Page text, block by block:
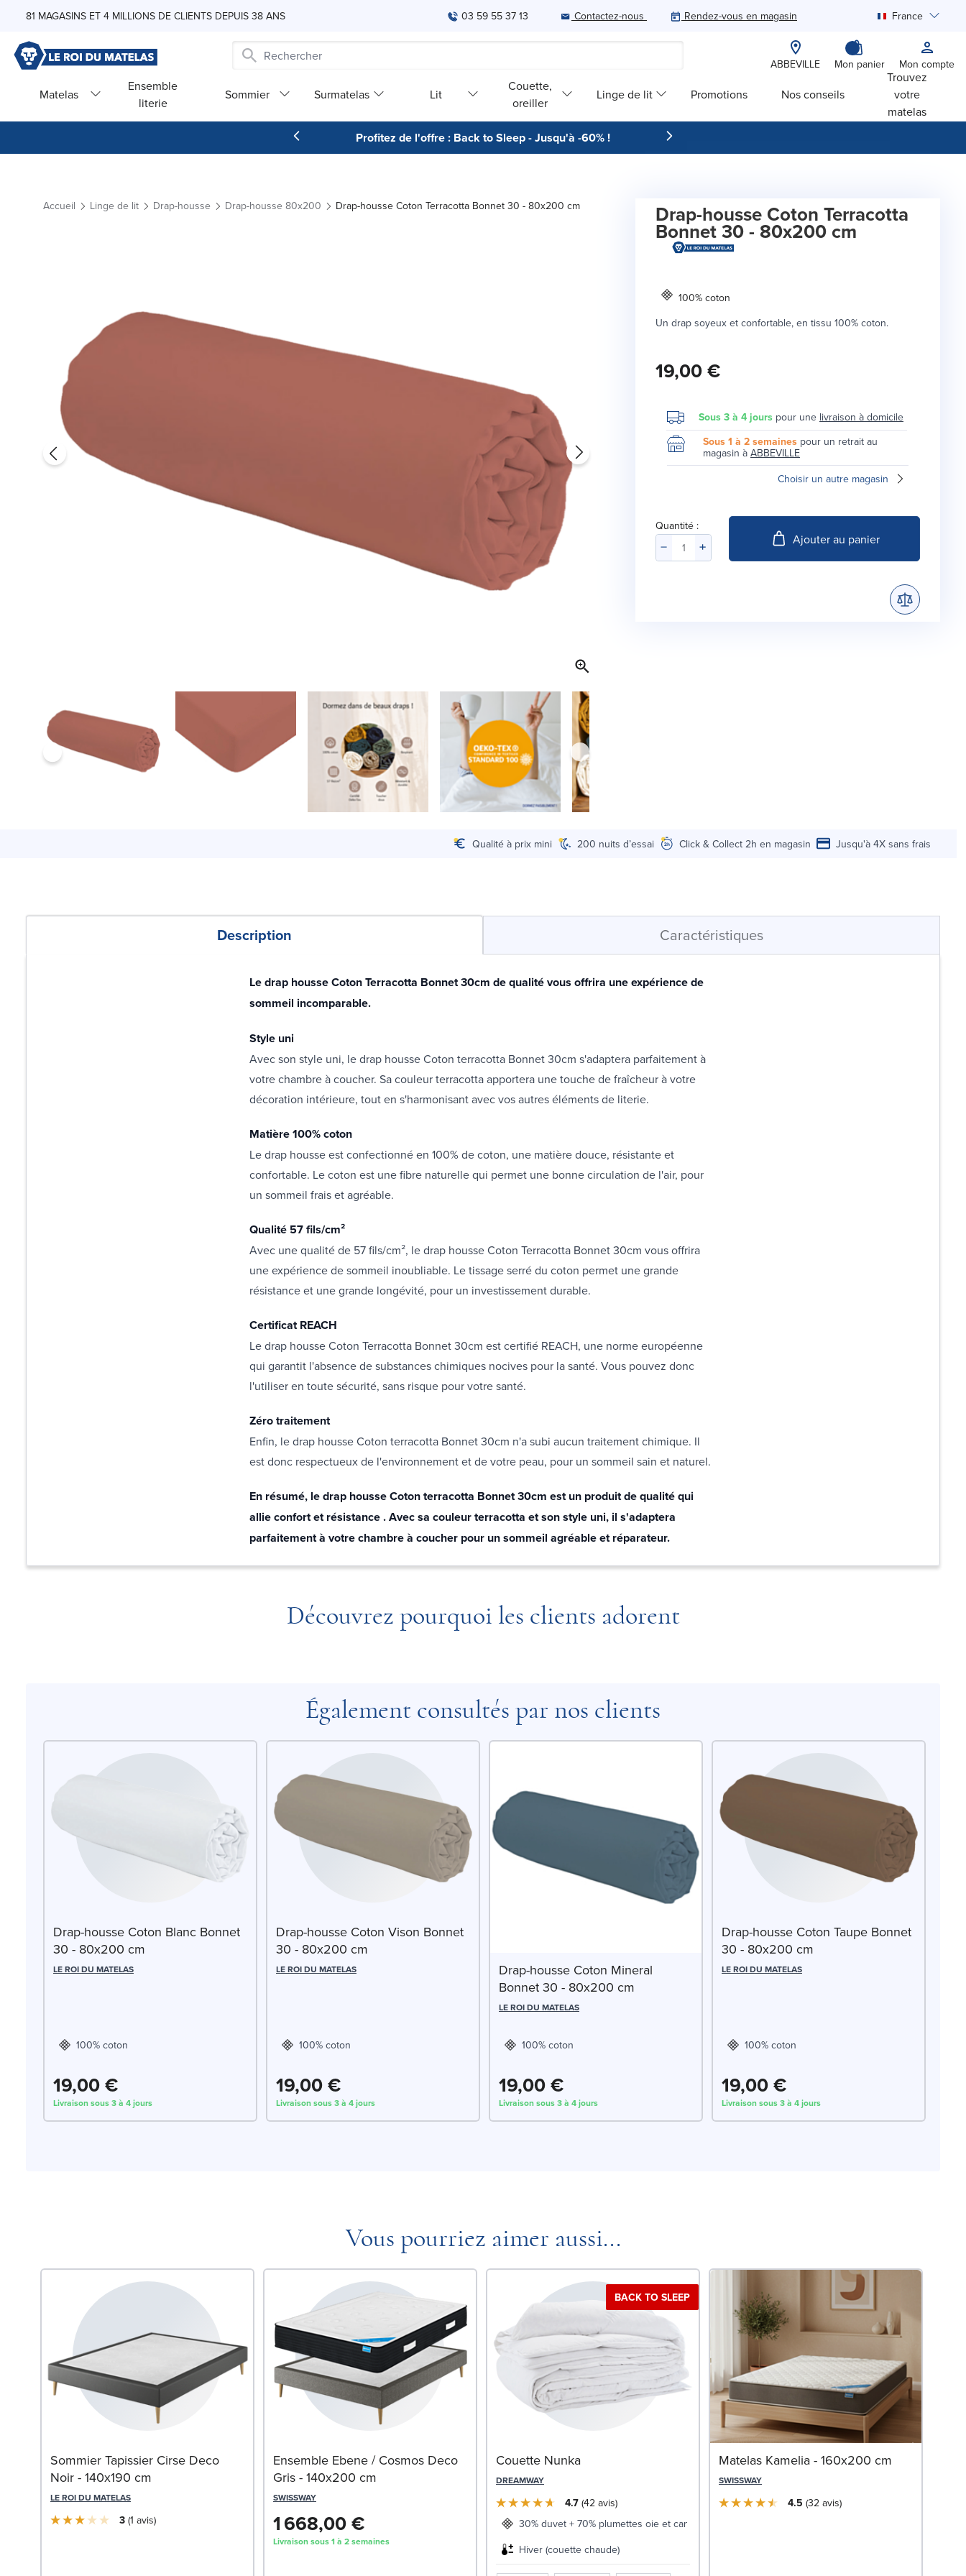
81 MAGASINS ET 4 MILLIONS DE CLIENTS DEPUIS 38 ANS 03 59 55 37 13 Contactez-nous Rendez-vous en magasin France
ABBEVILLE Mon panier Mon compte
Matelas
Ensemble
literie
Sommier Surmatelas Lit
Couette,
oreiller
Linge de lit Promotions Nos conseils
Trouvez
votre
matelas
Profitez de l'offre : Back to Sleep - Jusqu'à -60% !
Accueil Linge de lit Drap-housse Drap-housse 80x200 Drap-housse Coton Terracotta Bonnet 30 - 80x200 cm Drap-housse Coton Terracotta
Bonnet 30 - 80x200 cm
100% coton
Un drap soyeux et confortable, en tissu 100% coton.
19,00 €
Sous 3 à 4 jours pour une livraison à domicile
Sous 1 à 2 semaines pour un retrait au
magasin à ABBEVILLE
Choisir un autre magasin
Quantité :
Ajouter au panier
Qualité à prix mini 200 nuits d’essai Click & Collect 2h en magasin Jusqu'à 4X sans frais
Description Caractéristiques
Le drap housse Coton Terracotta Bonnet 30cm de qualité vous offrira une expérience de
sommeil incomparable.
Style uni
Avec son style uni, le drap housse Coton terracotta Bonnet 30cm s'adaptera parfaitement à
votre chambre à coucher. Sa couleur terracotta apportera une touche de fraîcheur à votre
décoration intérieure, tout en s'harmonisant avec vos autres éléments de literie.
Matière 100% coton
Le drap housse est confectionné en 100% de coton, une matière douce, résistante et
confortable. Le coton est une fibre naturelle qui permet une bonne circulation de l'air, pour
un sommeil frais et agréable.
Qualité 57 fils/cm²
Avec une qualité de 57 fils/cm², le drap housse Coton Terracotta Bonnet 30cm vous offrira
une expérience de sommeil inoubliable. Le tissage serré du coton permet une grande
résistance et une grande longévité, pour un investissement durable.
Certificat REACH
Le drap housse Coton Terracotta Bonnet 30cm est certifié REACH, une norme européenne
qui garantit l'absence de substances chimiques nocives pour la santé. Vous pouvez donc
l'utiliser en toute sécurité, sans risque pour votre santé.
Zéro traitement
Enfin, le drap housse Coton terracotta Bonnet 30cm n'a subi aucun traitement chimique. Il
est donc respectueux de l'environnement et de votre peau, pour un sommeil sain et naturel.
En résumé, le drap housse Coton terracotta Bonnet 30cm est un produit de qualité qui
allie confort et résistance . Avec sa couleur terracotta et son style uni, il s'adaptera
parfaitement à votre chambre à coucher pour un sommeil agréable et réparateur.
Découvrez pourquoi les clients adorent
Également consultés par nos clients
Drap-housse Coton Blanc Bonnet
30 - 80x200 cm
LE ROI DU MATELAS
100% coton
19,00 €
Livraison sous 3 à 4 jours
Drap-housse Coton Vison Bonnet
30 - 80x200 cm
LE ROI DU MATELAS
100% coton
19,00 €
Livraison sous 3 à 4 jours
Drap-housse Coton Mineral
Bonnet 30 - 80x200 cm
LE ROI DU MATELAS
100% coton
19,00 €
Livraison sous 3 à 4 jours
Drap-housse Coton Taupe Bonnet
30 - 80x200 cm
LE ROI DU MATELAS
100% coton
19,00 €
Livraison sous 3 à 4 jours
Vous pourriez aimer aussi...
Sommier Tapissier Cirse Deco
Noir - 140x190 cm
LE ROI DU MATELAS
3 1 avis
Ensemble Ebene / Cosmos Deco
Gris - 140x200 cm
SWISSWAY
1 668,00 €
Livraison sous 1 à 2 semaines
BACK TO SLEEP
Couette Nunka
DREAMWAY
4.7 42 avis
30% duvet + 70% plumettes oie et canard
Hiver (couette chaude)
Matelas Kamelia - 160x200 cm
SWISSWAY
4.5 32 avis